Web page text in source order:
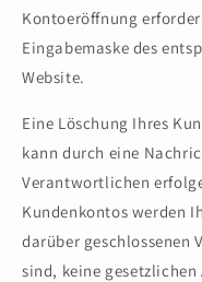
Kontoeröffnung
Eingabemaske des
Website.
Eine Löschung Ihres
kann durch eine
Verantwortlichen
Kundenkontos werden
darüber
sind, keine